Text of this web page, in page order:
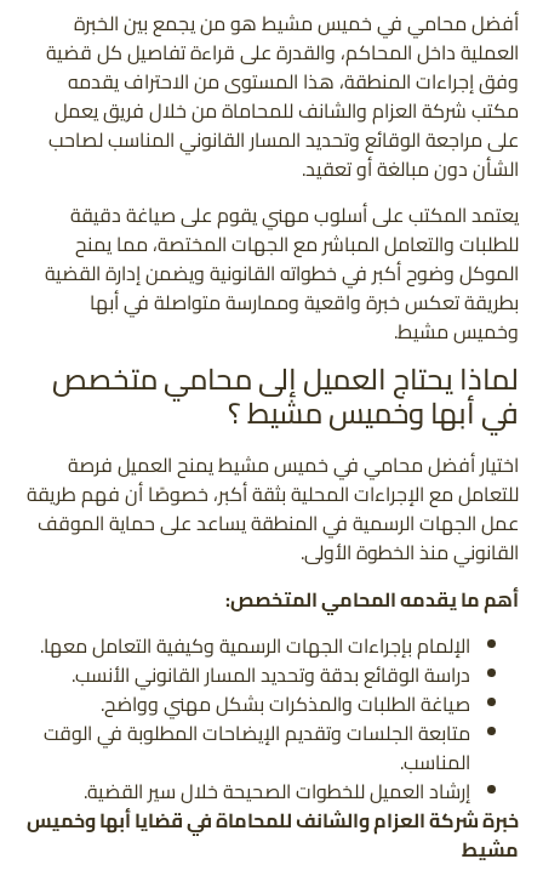
أفضل محامي في خميس مشيط هو من يجمع بين الخبرة
العملية داخل المحاكم، والقدرة على قراءة تفاصيل كل قضية
وفق إجراءات المنطقة، هذا المستوى من الاحتراف يقدمه
مكتب شركة العزام والشانف للمحاماة من خلال فريق يعمل
على مراجعة الوقائع وتحديد المسار القانوني المناسب لصاحب
الشأن دون مبالغة أو تعقيد.
يعتمد المكتب على أسلوب مهني يقوم على صياغة دقيقة
للطلبات والتعامل المباشر مع الجهات المختصة، مما يمنح
الموكل وضوح أكبر في خطواته القانونية ويضمن إدارة القضية
بطريقة تعكس خبرة واقعية وممارسة متواصلة في أبها
وخميس مشيط.
لماذا يحتاج العميل إلى محامي متخصص
في أبها وخميس مشيط ؟
اختيار أفضل محامي في خميس مشيط يمنح العميل فرصة
للتعامل مع الإجراءات المحلية بثقة أكبر، خصوصًا أن فهم طريقة
عمل الجهات الرسمية في المنطقة يساعد على حماية الموقف
القانوني منذ الخطوة الأولى.
أهم ما يقدمه المحامي المتخصص:
الإلمام بإجراءات الجهات الرسمية وكيفية التعامل معها.
دراسة الوقائع بدقة وتحديد المسار القانوني الأنسب.
صياغة الطلبات والمذكرات بشكل مهني وواضح.
متابعة الجلسات وتقديم الإيضاحات المطلوبة في الوقت
المناسب.
إرشاد العميل للخطوات الصحيحة خلال سير القضية.
خبرة شركة العزام والشانف للمحاماة في قضايا أبها وخميس
مشيط